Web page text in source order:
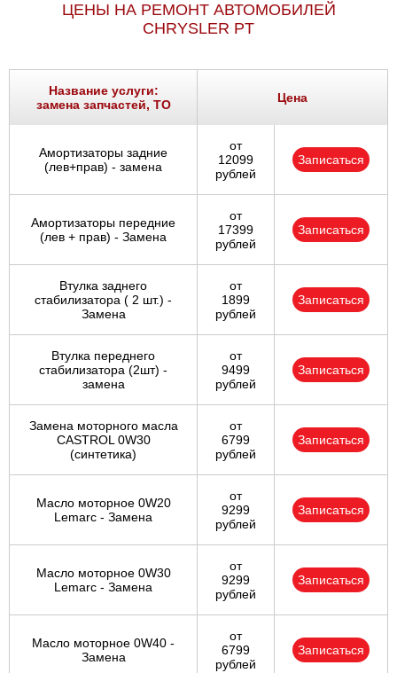
ЦЕНЫ НА РЕМОНТ АВТОМОБИЛЕЙ
CHRYSLER PT
Название услуги:
замена запчастей, ТО
Цена
Амортизаторы задние
(лев+прав) - замена
от
12099
рублей
Записаться
Амортизаторы передние
(лев + прав) - Замена
от
17399
рублей
Записаться
Втулка заднего
стабилизатора ( 2 шт.) -
Замена
от
1899
рублей
Записаться
Втулка переднего
стабилизатора (2шт) -
замена
от
9499
рублей
Записаться
Замена моторного масла
CASTROL 0W30
(синтетика)
от
6799
рублей
Записаться
Масло моторное 0W20
Lemarc - Замена
от
9299
рублей
Записаться
Масло моторное 0W30
Lemarc - Замена
от
9299
рублей
Записаться
Масло моторное 0W40 -
Замена
от
6799
рублей
Записаться